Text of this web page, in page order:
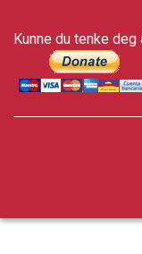
Kunne du tenke